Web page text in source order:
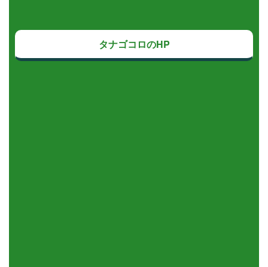
タナゴコロのHP